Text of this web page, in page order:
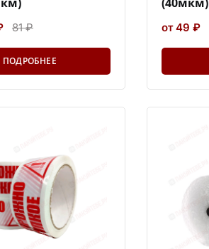
81 ₽
ПОДРОБНЕЕ
от 49 ₽